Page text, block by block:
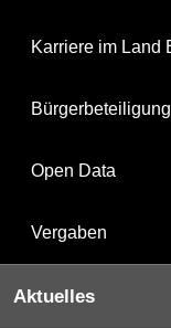
Karriere im Land
Bürgerbeteiligung
Open Data
Vergaben
Aktuelles